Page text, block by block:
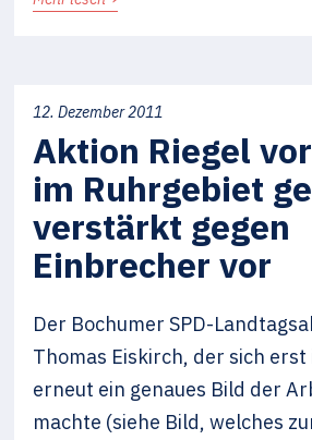
12. Dezember 2011
Aktion Riegel
im Ruhrgebiet
verstärkt gegen
Einbrecher vor
Der Bochumer SPD-
Thomas Eiskirch, der sich
erneut ein genaues Bild der
machte (siehe Bild, welches